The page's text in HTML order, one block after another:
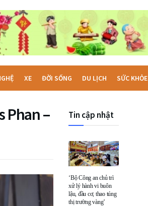
XE ĐỜI SỐNG DU LỊCH SỨC KHỎE
Phan –
Tin cập nhật
‘Bộ Công an chủ trì
xử lý hành vi buôn
lậu, đầu cơ, thao túng
thị trường vàng’